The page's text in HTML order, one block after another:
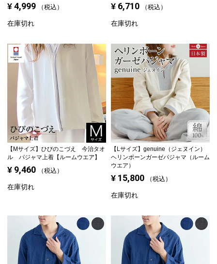
¥ 4,999 税込
在庫切れ
¥ 6,710 税込
在庫切れ
【Mサイズ】 ひびのこづえ 今治タオ
ル パジャマ上着【ルームウエア】
¥ 9,460 税込
在庫切れ
【Lサイズ】 genuine（ジェヌイン）
ヘリンボーンガーゼパジャマ（ルーム
ウエア）
¥ 15,800 税込
在庫切れ